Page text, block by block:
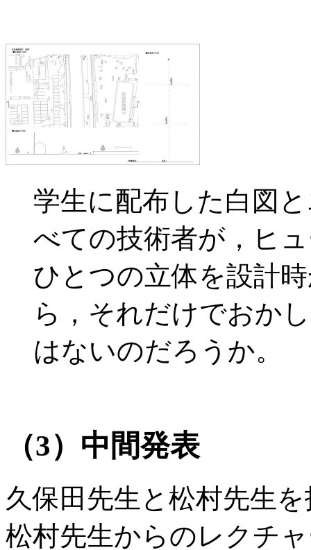
学生に配布した白図
べての技術者が，ヒ
ひとつの立体を設計
ら，それだけでおか
はないのだろうか。
（3）中間発表
久保田先生と松村先生
松村先生からのレクチ